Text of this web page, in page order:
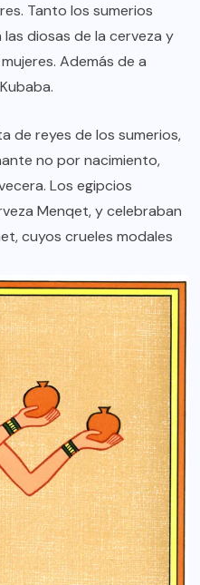
Tanto los sumerios
diosas de la cerveza y
Además de a
Kubaba.
de reyes de los sumerios,
no por nacimiento,
Los egipcios
Menqet, y celebraban
, cuyos crueles modales